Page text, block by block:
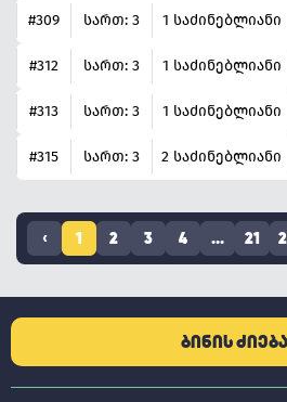
#309 სართ: 3 1 საძინებლიანი
#312 სართ: 3 1 საძინებლიანი
#313 სართ: 3 1 საძინებლიანი
#315 სართ: 3 2 საძინებლიანი
‹ 1 2 3 4 ... 21
ᲑᲘᲜᲘᲡ ᲫᲘᲔᲑᲐ